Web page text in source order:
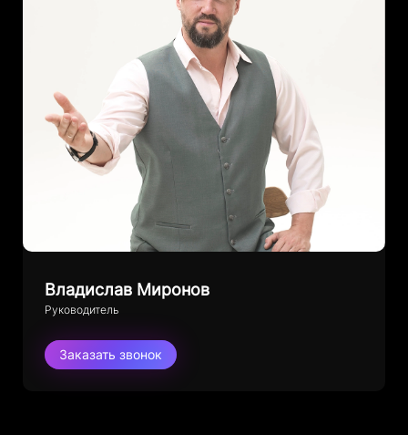
Владислав Миронов
Руководитель
Заказать звонок